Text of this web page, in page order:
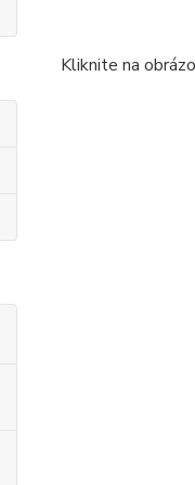
Kliknite na